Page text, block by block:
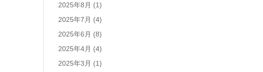
2025年8月 (1)
2025年7月 (4)
2025年6月 (8)
2025年4月 (4)
2025年3月 (1)